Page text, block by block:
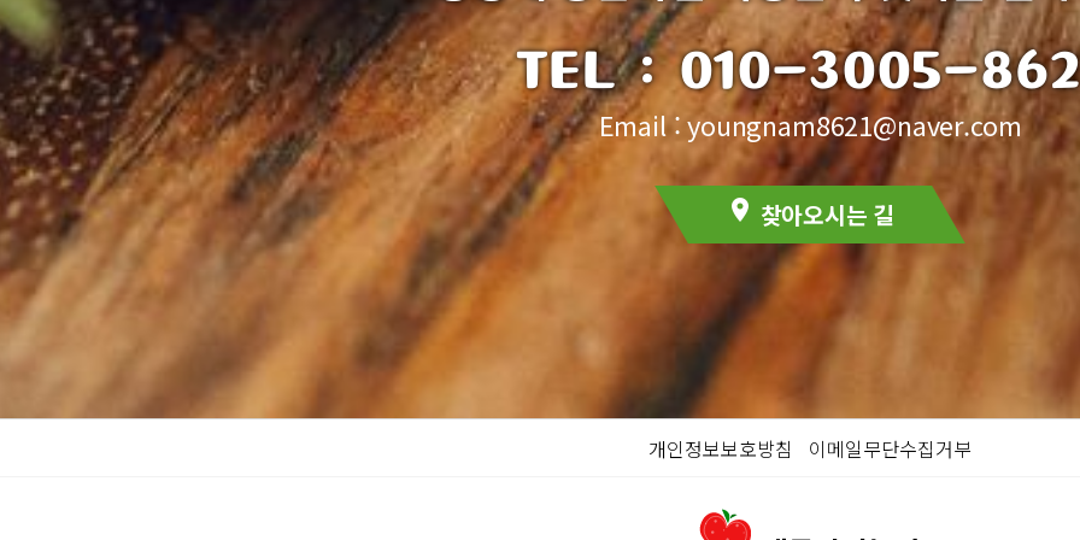
TEL :010-3005-
Email : youngnam8621@naver.com
location_on 찾아오시는 길
개인정보보호방침 이메일무단수집거부